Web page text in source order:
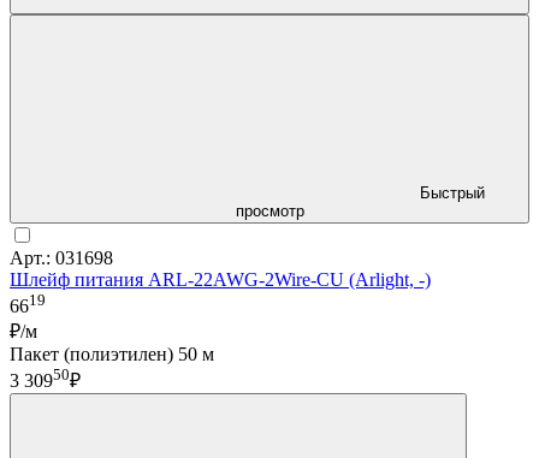
Быстрый
просмотр
Арт.: 031698
Шлейф питания ARL-22AWG-2Wire-CU (Arlight, -)
6619
₽/м
Пакет (полиэтилен) 50 м
3 30950₽